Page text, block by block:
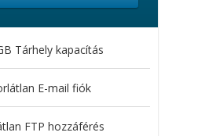
Tárhely kapacítás
E-mail fiók
FTP hozzáférés